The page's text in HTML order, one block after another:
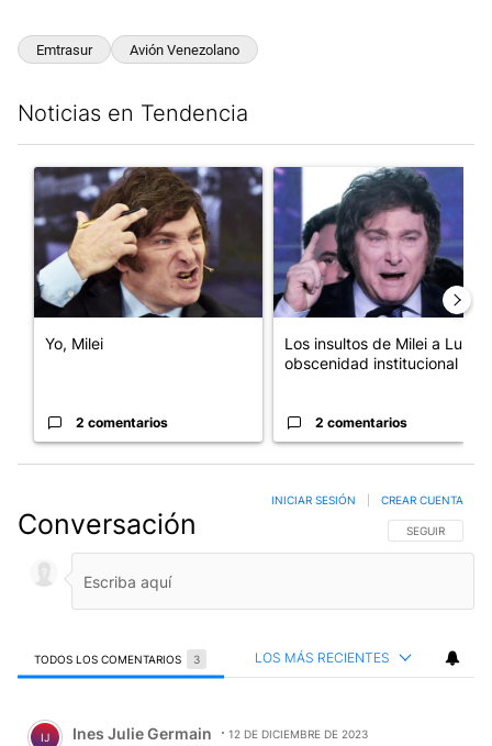
Emtrasur Avión Venezolano
Noticias en Tendencia
Un artículo de tendencia con el título "Yo, Milei" con 2
Yo, Milei
2 comentarios
Un artículo de tendencia con
Los insultos de Milei a Lula:
obscenidad institucional
2 comentarios
Conversación SIGA ESTA
SEGUIR
INICIAR SESIÓN CREAR CUENTA
TODOS LOS COMENTARIOS 3 LOS MÁS RECIENTES
Comentario de Ines Julie Germain.
IJ Ines Julie Germain 12 DE DICIEMBRE DE 2023